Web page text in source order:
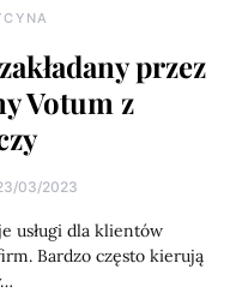
przez
Votum z
03/2023
usługi dla klientów
Bardzo często kierują